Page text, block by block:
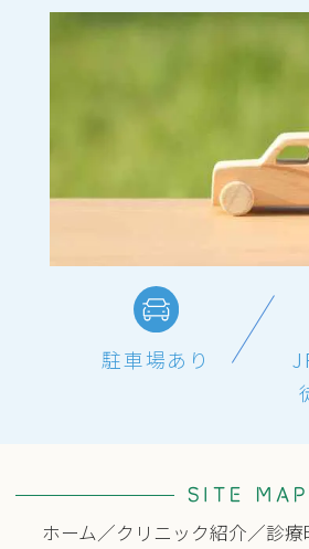
駐車場あり
SITE MAP
ホーム／クリニック紹介／診療